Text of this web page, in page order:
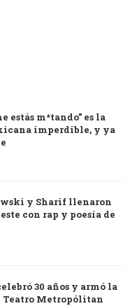
estás m*tando” es la
imperdible, y ya
y Sharif llenaron
con rap y poesía de
30 años y armó la
Teatro Metropólitan